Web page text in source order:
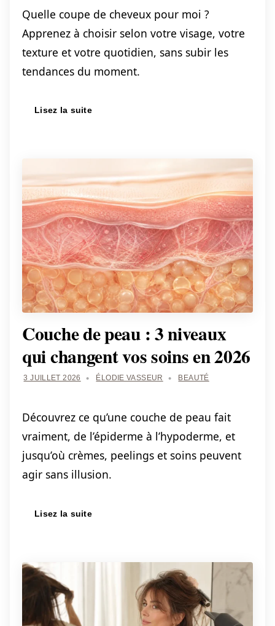
Quelle coupe de cheveux pour moi ?
Apprenez à choisir selon votre visage, votre
texture et votre quotidien, sans subir les
tendances du moment.
Lisez la suite
Couche de peau : 3 niveaux
qui changent vos soins en 2026
3 JUILLET 2026 ÉLODIE VASSEUR BEAUTÉ
Découvrez ce qu’une couche de peau fait
vraiment, de l’épiderme à l’hypoderme, et
jusqu’où crèmes, peelings et soins peuvent
agir sans illusion.
Lisez la suite